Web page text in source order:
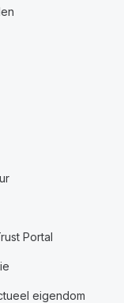
Portal
eigendom